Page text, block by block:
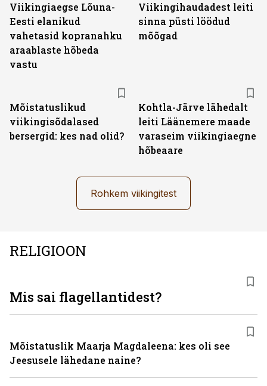
Viikingiaegse Lõuna-
Eesti elanikud
vahetasid kopranahku
araablaste hõbeda
vastu
Viikingihaudadest leiti
sinna püsti löödud
mõõgad
Mõistatuslikud
viikingisõdalased
bersergid: kes nad olid?
Kohtla-Järve lähedalt
leiti Läänemere maade
varaseim viikingiaegne
hõbeaare
Rohkem viikingitest
RELIGIOON
Mis sai flagellantidest?
Mõistatuslik Maarja Magdaleena: kes oli see
Jeesusele lähedane naine?